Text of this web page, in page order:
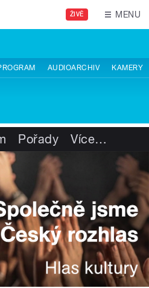
ŽIVĚ MENU
AUDIOARCHIV KAMERY
Pořady Více…